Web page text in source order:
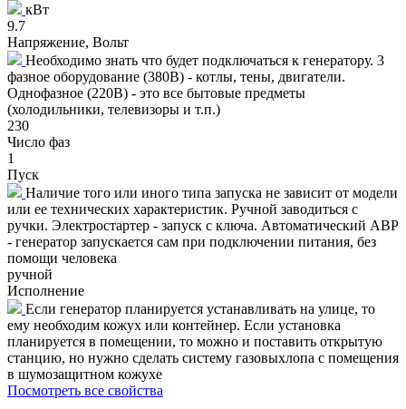
кВт
9.7
Напряжение, Вольт
Необходимо знать что будет подключаться к генератору. 3
фазное оборудование (380В) - котлы, тены, двигатели.
Однофазное (220В) - это все бытовые предметы
(холодильники, телевизоры и т.п.)
230
Число фаз
1
Пуск
Наличие того или иного типа запуска не зависит от модели
или ее технических характеристик. Ручной заводиться с
ручки. Электростартер - запуск с ключа. Автоматический АВР
- генератор запускается сам при подключении питания, без
помощи человека
ручной
Исполнение
Если генератор планируется устанавливать на улице, то
ему необходим кожух или контейнер. Если установка
планируется в помещении, то можно и поставить открытую
станцию, но нужно сделать систему газовыхлопа с помещения
в шумозащитном кожухе
Посмотреть все свойства